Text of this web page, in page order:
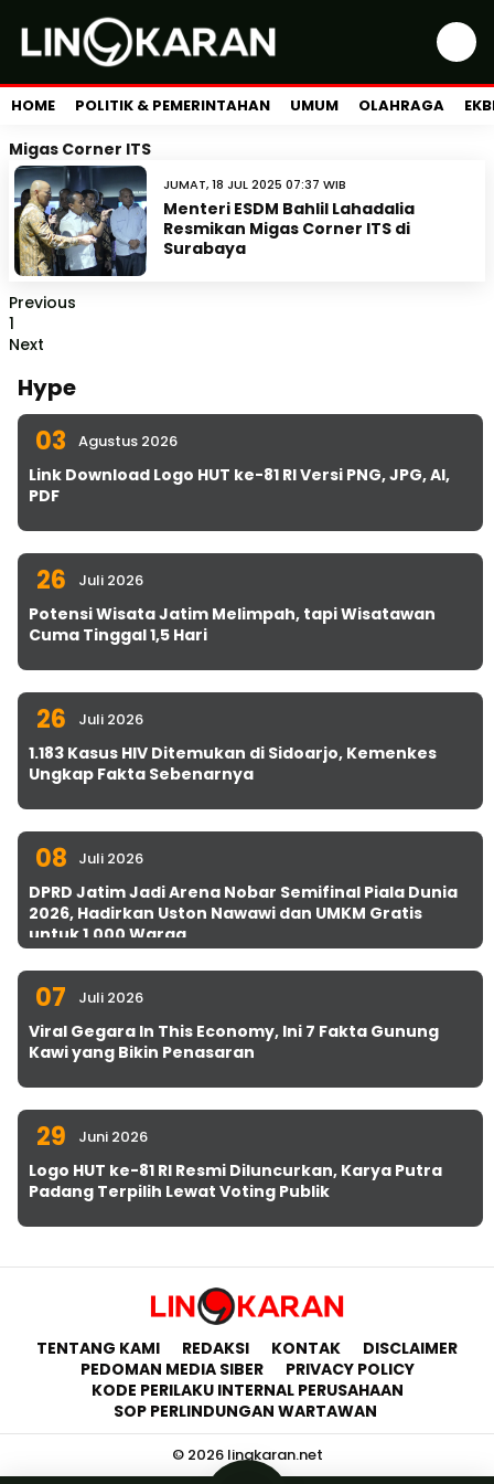
HOME POLITIK & PEMERINTAHAN UMUM OLAHRAGA
Migas Corner ITS
JUMAT, 18 JUL 2025 07:37 WIB
Menteri ESDM Bahlil Lahadalia
Resmikan Migas Corner ITS di
Surabaya
Previous
1
Next
Hype
03 Agustus 2026
Link Download Logo HUT ke-81 RI Versi PNG, JPG, AI,
PDF
26 Juli 2026
Potensi Wisata Jatim Melimpah, tapi Wisatawan
Cuma Tinggal 1,5 Hari
26 Juli 2026
1.183 Kasus HIV Ditemukan di Sidoarjo, Kemenkes
Ungkap Fakta Sebenarnya
08 Juli 2026
DPRD Jatim Jadi Arena Nobar Semifinal Piala Dunia
2026, Hadirkan Uston Nawawi dan UMKM Gratis
untuk 1.000 Warga
07 Juli 2026
Viral Gegara In This Economy, Ini 7 Fakta Gunung
Kawi yang Bikin Penasaran
29 Juni 2026
Logo HUT ke-81 RI Resmi Diluncurkan, Karya Putra
Padang Terpilih Lewat Voting Publik
TENTANG KAMI REDAKSI KONTAK
DISCLAIMER
PEDOMAN MEDIA SIBER
PRIVACY POLICY
KODE PERILAKU INTERNAL PERUSAHAAN
SOP PERLINDUNGAN WARTAWAN
© 2026 lingkaran.net